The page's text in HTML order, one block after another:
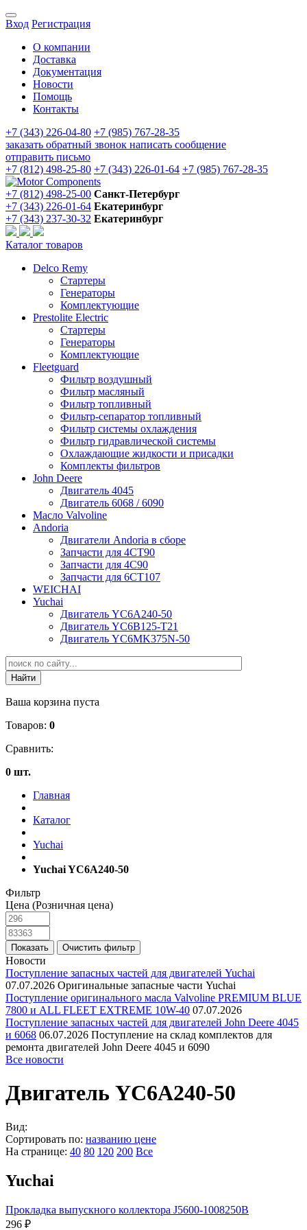
Вход Регистрация
О компании
Доставка
Документация
Новости
Помощь
Контакты
+7 (343) 226-04-80 +7 (985) 767-28-35
заказать обратный звонок написать сообщение
отправить письмо
+7 (812) 498-25-80 +7 (343) 226-01-64 +7 (985) 767-28-35
+7 (812) 498-25-00 Санкт-Петербург
+7 (343) 226-01-64 Екатеринбург
+7 (343) 237-30-32 Екатеринбург
Каталог товаров
Delco Remy
Стартеры
Генераторы
Комплектующие
Prestolite Electric
Стартеры
Генераторы
Комплектующие
Fleetguard
Фильтр воздушный
Фильтр масляный
Фильтр топливный
Фильтр-сепаратор топливный
Фильтр системы охлаждения
Фильтр гидравлической системы
Охлаждающие жидкости и присадки
Комплекты фильтров
John Deere
Двигатель 4045
Двигатель 6068 / 6090
Масло Valvoline
Andoria
Двигатели Andoria в сборе
Запчасти для 4CT90
Запчасти для 4С90
Запчасти для 6CT107
WEICHAI
Yuchai
Двигатель YC6A240-50
Двигатель YC6B125-T21
Двигатель YC6MK375N-50
Ваша корзина пуста
Товаров: 0
Сравнить:
0 шт.
Главная
Каталог
Yuchai
Yuchai YC6A240-50
Фильтр
Цена (Розничная цена)
Новости
Поступление запасных частей для двигателей Yuchai
07.07.2026 Оригинальные запасные части Yuchai
Поступление оригинального масла Valvoline PREMIUM BLUE
7800 и ALL FLEET EXTREME 10W-40 07.07.2026
Поступление запасных частей для двигателей John Deere 4045
и 6068 06.07.2026 Поступление на склад комплектов для
ремонта двигателей John Deere 4045 и 6090
Все новости
Двигатель YC6A240-50
Вид:
Сортировать по: названию цене
На странице: 40 80 120 200 Все
Yuchai
Прокладка выпускного коллектора J5600-1008250B
296 ₽